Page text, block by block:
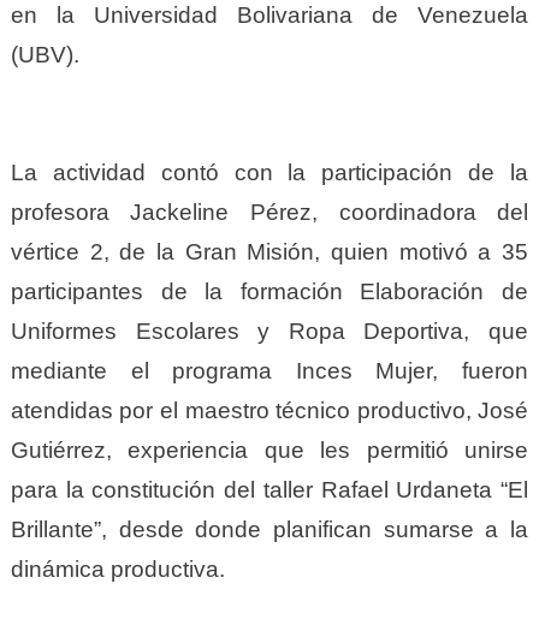
en la Universidad Bolivariana de Venezuela
(UBV).
La actividad contó con la participación de la
profesora Jackeline Pérez, coordinadora del
vértice 2, de la Gran Misión, quien motivó a 35
participantes de la formación Elaboración de
Uniformes Escolares y Ropa Deportiva, que
mediante el programa Inces Mujer, fueron
atendidas por el maestro técnico productivo, José
Gutiérrez, experiencia que les permitió unirse
para la constitución del taller Rafael Urdaneta “El
Brillante”, desde donde planifican sumarse a la
dinámica productiva.